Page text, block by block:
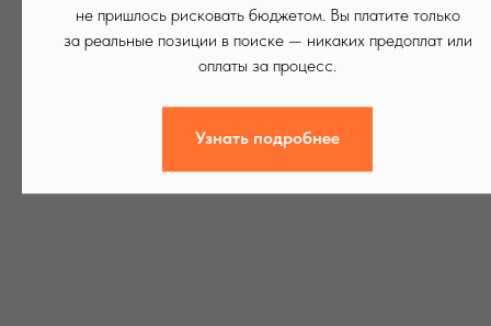
не пришлось рисковать бюджетом. Вы платите только
за реальные позиции в поиске — никаких предоплат или
оплаты за процесс.
Узнать подробнее
Наши маркетинговые усилия направлены
на увеличение конверсии вашего сайта и рекламных
кампаний. Мы оптимизируем ваш веб-сайт и контент
количества запросов и заявок от потенциальных